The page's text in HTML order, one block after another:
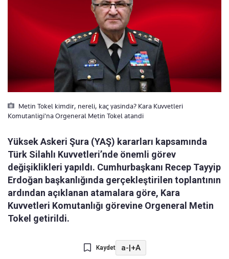
Metin Tokel kimdir, nereli, kaç yasinda? Kara Kuvvetleri
Komutanligi'na Orgeneral Metin Tokel atandi
Yüksek Askeri Şura (YAŞ) kararları kapsamında
Türk Silahlı Kuvvetleri’nde önemli görev
değişiklikleri yapıldı. Cumhurbaşkanı Recep Tayyip
Erdoğan başkanlığında gerçekleştirilen toplantının
ardından açıklanan atamalara göre, Kara
Kuvvetleri Komutanlığı görevine Orgeneral Metin
Tokel getirildi.
Kaydet a-|+A